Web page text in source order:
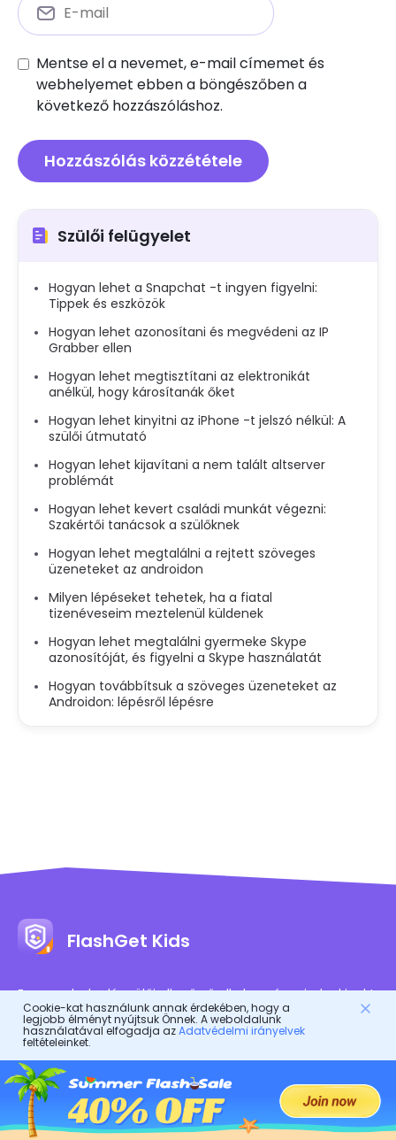
Mentse el a nevemet, e-mail címemet és
webhelyemet ebben a böngészőben a
következő hozzászóláshoz.
Szülői felügyelet
Hogyan lehet a Snapchat -t ingyen figyelni:
Tippek és eszközök
Hogyan lehet azonosítani és megvédeni az IP
Grabber ellen
Hogyan lehet megtisztítani az elektronikát
anélkül, hogy károsítanák őket
Hogyan lehet kinyitni az iPhone -t jelszó nélkül: A
szülői útmutató
Hogyan lehet kijavítani a nem talált altserver
problémát
Hogyan lehet kevert családi munkát végezni:
Szakértői tanácsok a szülőknek
Hogyan lehet megtalálni a rejtett szöveges
üzeneteket az androidon
Milyen lépéseket tehetek, ha a fiatal
tizenéveseim meztelenül küldenek
Hogyan lehet megtalálni gyermeke Skype
azonosítóját, és figyelni a Skype használatát
Hogyan továbbítsuk a szöveges üzeneteket az
Androidon: lépésről lépésre
FlashGet Kids
Egy gondoskodó szülői ellenőrző alkalmazás mindenkinek!
Ez egy online asszisztens a szülőknek, hogy megvédjék
gyermekeiket.
Ez egy digitális testőr a gyermekek egészséges életéért.
Cookie-kat használunk annak érdekében, hogy a
legjobb élményt nyújtsuk Önnek. A weboldalunk
használatával elfogadja azAdatvédelmi irányelvek
feltételeinket.